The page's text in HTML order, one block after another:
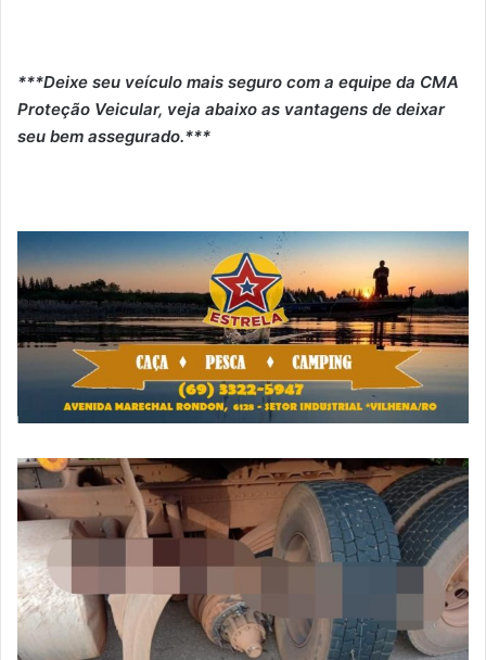
***Deixe seu veículo mais seguro com a equipe da CMA
Proteção Veicular, veja abaixo as vantagens de deixar
seu bem assegurado.***